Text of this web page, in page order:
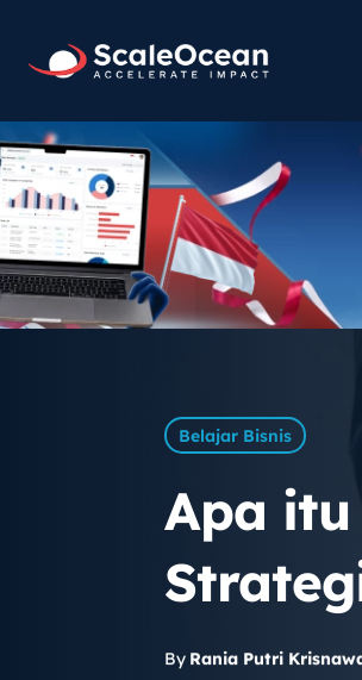
Belajar Bisnis
Apa itu
By Rania Putri